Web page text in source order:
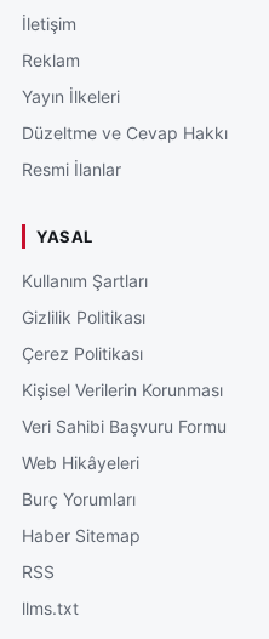
İletişim
Reklam
Yayın İlkeleri
Düzeltme ve Cevap Hakkı
Resmi İlanlar
YASAL
Kullanım Şartları
Gizlilik Politikası
Çerez Politikası
Kişisel Verilerin Korunması
Veri Sahibi Başvuru Formu
Web Hikâyeleri
Burç Yorumları
Haber Sitemap
RSS
llms.txt